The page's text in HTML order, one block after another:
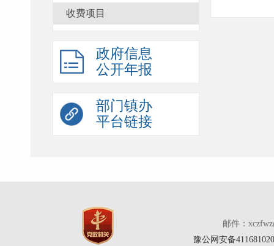
收费项目
政府信息
公开年报
部门镇办
平台链接
邮件：
豫公网安备